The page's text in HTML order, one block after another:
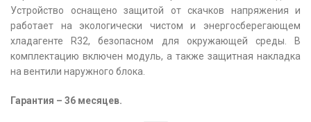
Устройство оснащено защитой от скачков напряжения и
работает на экологически чистом и энергосберегающем
хладагенте R32, безопасном для окружающей среды. В
комплектацию включен модуль, а также защитная накладка
на вентили наружного блока.
Гарантия – 36 месяцев.